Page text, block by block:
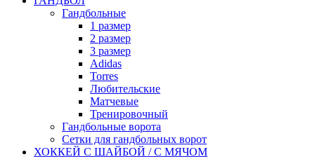
Гандбольные
1 размер
2 размер
3 размер
Adidas
Torres
Любительские
Матчевые
Тренировочный
Гандбольные ворота
Сетки для гандбольных ворот
ХОККЕЙ С ШАЙБОЙ / С МЯЧОМ